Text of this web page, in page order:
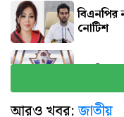
বিএনপির
নোটিশ
সব
আরও খবর:জাতীয়